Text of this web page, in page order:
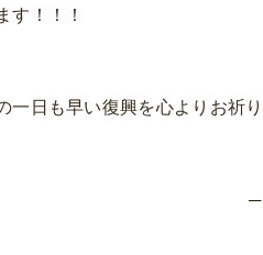
す！！！
一日も早い復興を心よりお祈り
─